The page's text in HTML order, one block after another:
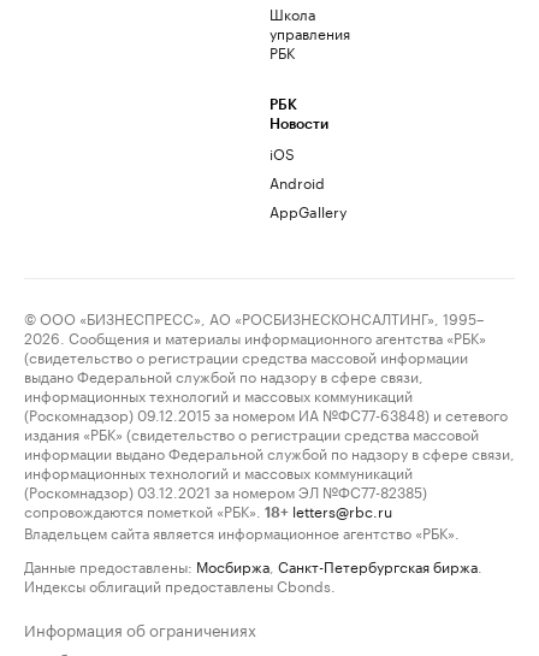
Школа
управления
РБК
РБК
Новости
iOS
Android
AppGallery
© ООО «БИЗНЕСПРЕСС», АО «РОСБИЗНЕСКОНСАЛТИНГ», 1995–
2026. Сообщения и материалы информационного агентства «РБК»
(свидетельство о регистрации средства массовой информации
выдано Федеральной службой по надзору в сфере связи,
информационных технологий и массовых коммуникаций
(Роскомнадзор) 09.12.2015 за номером ИА №ФС77-63848) и сетевого
издания «РБК» (свидетельство о регистрации средства массовой
информации выдано Федеральной службой по надзору в сфере связи,
информационных технологий и массовых коммуникаций
(Роскомнадзор) 03.12.2021 за номером ЭЛ №ФС77-82385)
сопровождаются пометкой «РБК».
18+ letters@rbc.ru
Владельцем сайта является информационное агентство «РБК».
Данные предоставлены: Мосбиржа Санкт-Петербургская биржа
Индексы облигаций предоставлены Cbonds.
Информация об ограничениях